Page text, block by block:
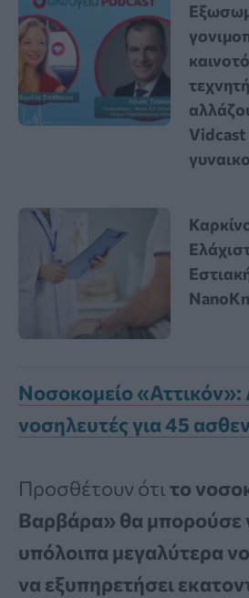
Vidcast
Νοσοκομείο «Αττικόν»:
νοσηλευτές για 45
Προσθέτουν ότι το
Βαρβάρα» θα μπορούσε
υπόλοιπα μεγαλύτερα
να εξυπηρετήσει